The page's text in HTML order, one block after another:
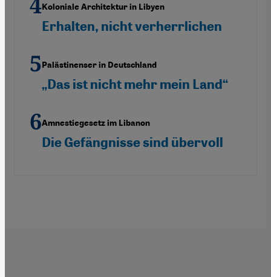
Koloniale Architektur in Libyen
Erhalten, nicht verherrlichen
Palästinenser in Deutschland
„Das ist nicht mehr mein Land“
Amnestiegesetz im Libanon
Die Gefängnisse sind übervoll